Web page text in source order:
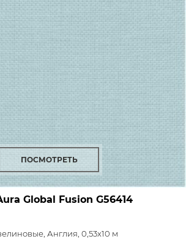
ПОСМОТРЕТЬ
Global Fusion G56414
Англия, 0,53x10 м